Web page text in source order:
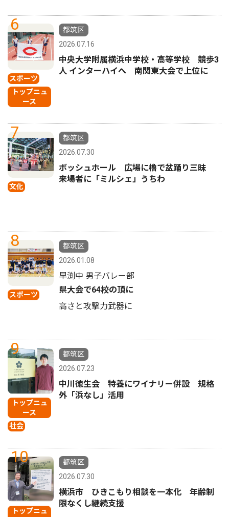
6
スポーツ
トップニュ
ース
都筑区
2026.07.16
中央大学附属横浜中学校・高等学校 競歩3
人 インターハイへ 南関東大会で上位に
7
文化
都筑区
2026.07.30
ボッシュホール 広場に櫓で盆踊り三昧
来場者に「ミルシェ」うちわ
8
スポーツ
都筑区
2026.01.08
早渕中 男子バレー部
県大会で64校の頂に
高さと攻撃力武器に
9
トップニュ
ース
社会
都筑区
2026.07.23
中川徳生会 特養にワイナリー併設 規格
外「浜なし」活用
10
トップニュ
都筑区
2026.07.30
横浜市 ひきこもり相談を一本化 年齢制
限なくし継続支援